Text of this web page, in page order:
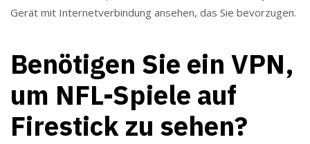
Gerät mit Internetverbindung ansehen, das Sie bevorzugen.
Benötigen Sie ein VPN,
um NFL-Spiele auf
Firestick zu sehen?